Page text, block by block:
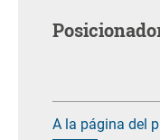
A la página del